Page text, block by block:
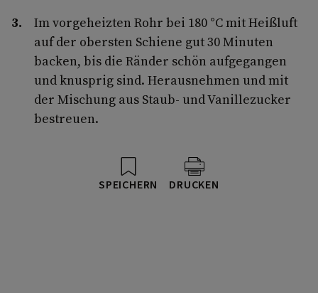
Im vorgeheizten Rohr bei 180 °C mit Heißluft
auf der obersten Schiene gut 30 Minuten
backen, bis die Ränder schön aufgegangen
und knusprig sind. Herausnehmen und mit
der Mischung aus Staub- und Vanillezucker
bestreuen.
SPEICHERN DRUCKEN